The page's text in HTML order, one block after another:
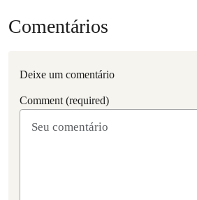
Comentários
Deixe um comentário
Comment (required)